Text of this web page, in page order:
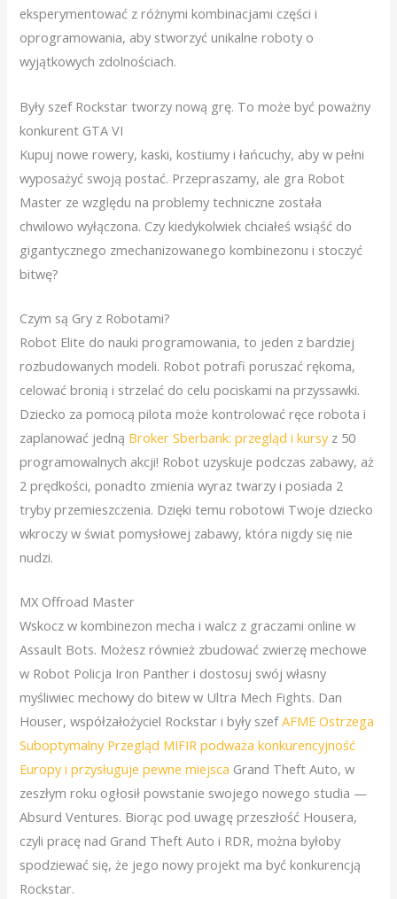
eksperymentować z różnymi kombinacjami części i
oprogramowania, aby stworzyć unikalne roboty o
wyjątkowych zdolnościach.
Były szef Rockstar tworzy nową grę. To może być poważny
konkurent GTA VI
Kupuj nowe rowery, kaski, kostiumy i łańcuchy, aby w pełni
wyposażyć swoją postać. Przepraszamy, ale gra Robot
Master ze względu na problemy techniczne została
chwilowo wyłączona. Czy kiedykolwiek chciałeś wsiąść do
gigantycznego zmechanizowanego kombinezonu i stoczyć
bitwę?
Czym są Gry z Robotami?
Robot Elite do nauki programowania, to jeden z bardziej
rozbudowanych modeli. Robot potrafi poruszać rękoma,
celować bronią i strzelać do celu pociskami na przyssawki.
Dziecko za pomocą pilota może kontrolować ręce robota i
zaplanować jedną Broker Sberbank: przegląd i kursyz 50
programowalnych akcji! Robot uzyskuje podczas zabawy, aż
2 prędkości, ponadto zmienia wyraz twarzy i posiada 2
tryby przemieszczenia. Dzięki temu robotowi Twoje dziecko
wkroczy w świat pomysłowej zabawy, która nigdy się nie
nudzi.
MX Offroad Master
Wskocz w kombinezon mecha i walcz z graczami online w
Assault Bots. Możesz również zbudować zwierzę mechowe
w Robot Policja Iron Panther i dostosuj swój własny
myśliwiec mechowy do bitew w Ultra Mech Fights. Dan
Houser, współzałożyciel Rockstar i były szefAFME Ostrzega
Suboptymalny Przegląd MIFIR podważa konkurencyjność
Europy i przysługuje pewne miejsca Grand Theft Auto, w
zeszłym roku ogłosił powstanie swojego nowego studia —
Absurd Ventures. Biorąc pod uwagę przeszłość Housera,
czyli pracę nad Grand Theft Auto i RDR, można byłoby
spodziewać się, że jego nowy projekt ma być konkurencją
Rockstar.